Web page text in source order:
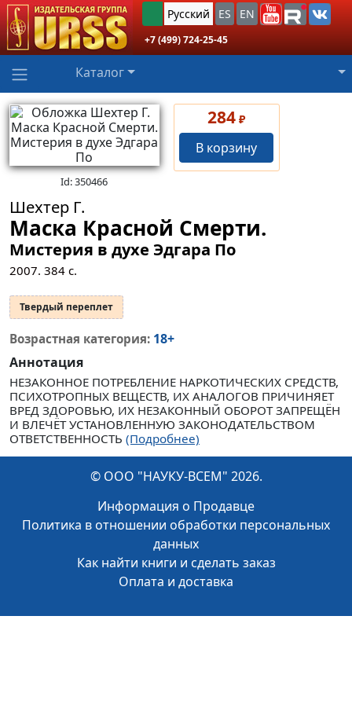
Русский ES EN
+7 (499) 724-25-45
Каталог
Id: 350466
284 ₽
В корзину
Шехтер Г.
Маска Красной Смерти.
Мистерия в духе Эдгара По
2007. 384 с.
Твердый переплет
Возрастная категория: 18+
Аннотация
НЕЗАКОННОЕ ПОТРЕБЛЕНИЕ НАРКОТИЧЕСКИХ СРЕДСТВ,
ПСИХОТРОПНЫХ ВЕЩЕСТВ, ИХ АНАЛОГОВ ПРИЧИНЯЕТ
ВРЕД ЗДОРОВЬЮ, ИХ НЕЗАКОННЫЙ ОБОРОТ ЗАПРЕЩЁН
И ВЛЕЧЁТ УСТАНОВЛЕННУЮ ЗАКОНОДАТЕЛЬСТВОМ
ОТВЕТСТВЕННОСТЬ (Подробнее)
© ООО "НАУКУ-ВСЕМ" 2026.
Информация о Продавце
Политика в отношении обработки персональных
данных
Как найти книги и сделать заказ
Оплата и доставка